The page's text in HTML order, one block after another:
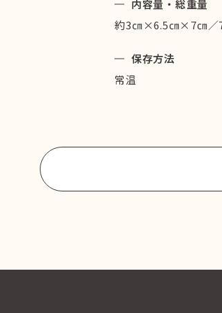
内容量・総重量
約3㎝×6.5㎝×7㎝／
保存方法
常温